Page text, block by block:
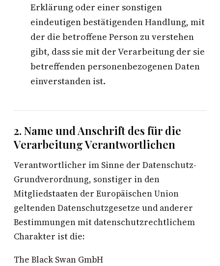
Erklärung oder einer sonstigen
eindeutigen bestätigenden Handlung, mit
der die betroffene Person zu verstehen
gibt, dass sie mit der Verarbeitung der sie
betreffenden personenbezogenen Daten
einverstanden ist.
2. Name und Anschrift des für die
Verarbeitung Verantwortlichen
Verantwortlicher im Sinne der Datenschutz-
Grundverordnung, sonstiger in den
Mitgliedstaaten der Europäischen Union
geltenden Datenschutzgesetze und anderer
Bestimmungen mit datenschutzrechtlichem
Charakter ist die:
The Black Swan GmbH